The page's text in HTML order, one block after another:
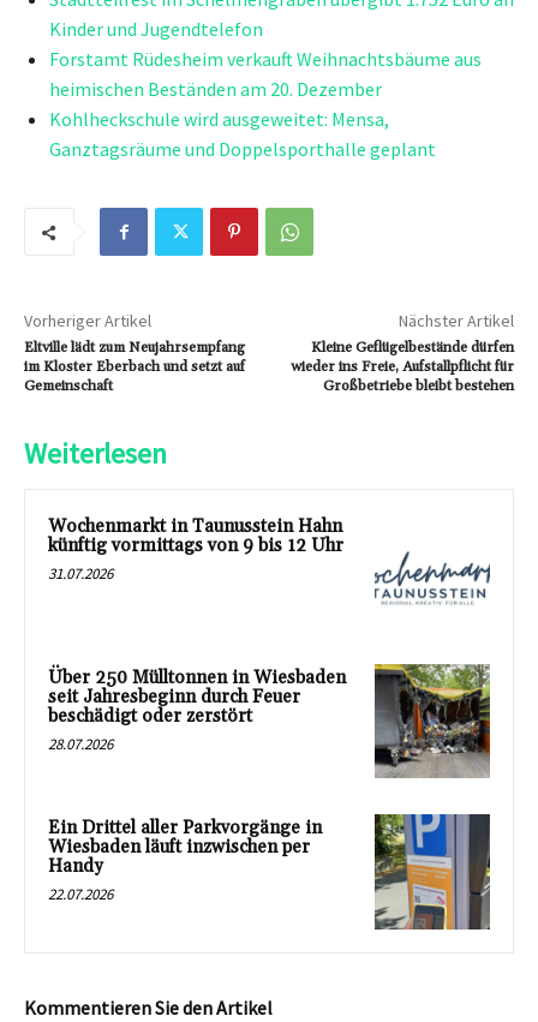
Kinder und Jugendtelefon
Forstamt Rüdesheim verkauft Weihnachtsbäume aus
heimischen Beständen am 20. Dezember
Kohlheckschule wird ausgeweitet: Mensa,
Ganztagsräume und Doppelsporthalle geplant
Vorheriger Artikel
Eltville lädt zum Neujahrsempfang
im Kloster Eberbach und setzt auf
Gemeinschaft
Nächster Artikel
Kleine Geflügelbestände dürfen
wieder ins Freie, Aufstallpflicht für
Großbetriebe bleibt bestehen
Weiterlesen
Wochenmarkt in Taunusstein Hahn
künftig vormittags von 9 bis 12 Uhr
31.07.2026
Über 250 Mülltonnen in Wiesbaden
seit Jahresbeginn durch Feuer
beschädigt oder zerstört
28.07.2026
Ein Drittel aller Parkvorgänge in
Wiesbaden läuft inzwischen per
Handy
22.07.2026
Kommentieren Sie den Artikel